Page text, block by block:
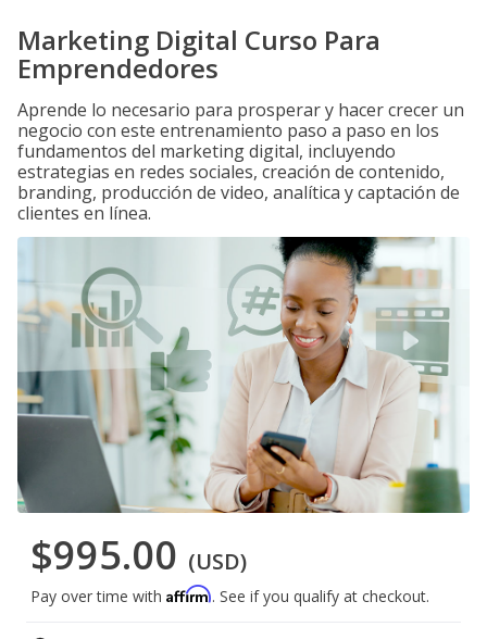
Marketing Digital Curso Para
Emprendedores
Aprende lo necesario para prosperar y hacer crecer un
negocio con este entrenamiento paso a paso en los
fundamentos del marketing digital, incluyendo
estrategias en redes sociales, creación de contenido,
branding, producción de video, analítica y captación de
clientes en línea.
$995.00 (USD)
Pay over time with Affirm. See if you qualify at checkout.